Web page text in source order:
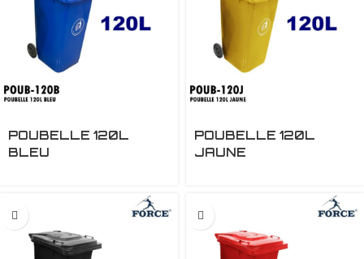
POUBELLE 120L
BLEU
POUBELLE 120L
JAUNE